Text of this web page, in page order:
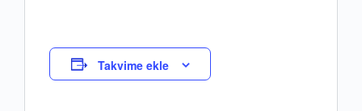
Takvime ekle